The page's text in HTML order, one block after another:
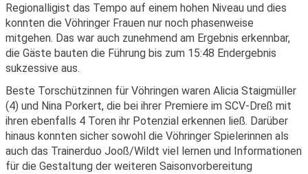
Regionalligist das Tempo auf einem hohen Niveau und dies
konnten die Vöhringer Frauen nur noch phasenweise
mitgehen. Das war auch zunehmend am Ergebnis erkennbar,
die Gäste bauten die Führung bis zum 15:48 Endergebnis
sukzessive aus.
Beste Torschützinnen für Vöhringen waren Alicia Staigmüller
(4) und Nina Porkert, die bei ihrer Premiere im SCV-Dreß mit
ihren ebenfalls 4 Toren ihr Potenzial erkennen ließ. Darüber
hinaus konnten sicher sowohl die Vöhringer Spielerinnen als
auch das Trainerduo Jooß/Wildt viel lernen und Informationen
für die Gestaltung der weiteren Saisonvorbereitung